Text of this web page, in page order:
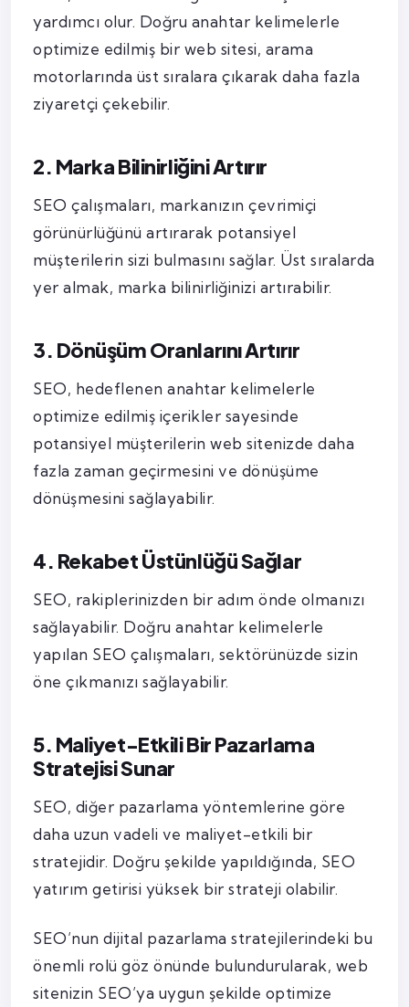
yardımcı olur. Doğru anahtar kelimelerle
optimize edilmiş bir web sitesi, arama
motorlarında üst sıralara çıkarak daha fazla
ziyaretçi çekebilir.
2. Marka Bilinirliğini Artırır
SEO çalışmaları, markanızın çevrimiçi
görünürlüğünü artırarak potansiyel
müşterilerin sizi bulmasını sağlar. Üst sıralarda
yer almak, marka bilinirliğinizi artırabilir.
3. Dönüşüm Oranlarını Artırır
SEO, hedeflenen anahtar kelimelerle
optimize edilmiş içerikler sayesinde
potansiyel müşterilerin web sitenizde daha
fazla zaman geçirmesini ve dönüşüme
dönüşmesini sağlayabilir.
4. Rekabet Üstünlüğü Sağlar
SEO, rakiplerinizden bir adım önde olmanızı
sağlayabilir. Doğru anahtar kelimelerle
yapılan SEO çalışmaları, sektörünüzde sizin
öne çıkmanızı sağlayabilir.
5. Maliyet-Etkili Bir Pazarlama
Stratejisi Sunar
SEO, diğer pazarlama yöntemlerine göre
daha uzun vadeli ve maliyet-etkili bir
stratejidir. Doğru şekilde yapıldığında, SEO
yatırım getirisi yüksek bir strateji olabilir.
SEO’nun dijital pazarlama stratejilerindeki bu
önemli rolü göz önünde bulundurularak, web
sitenizin SEO’ya uygun şekilde optimize